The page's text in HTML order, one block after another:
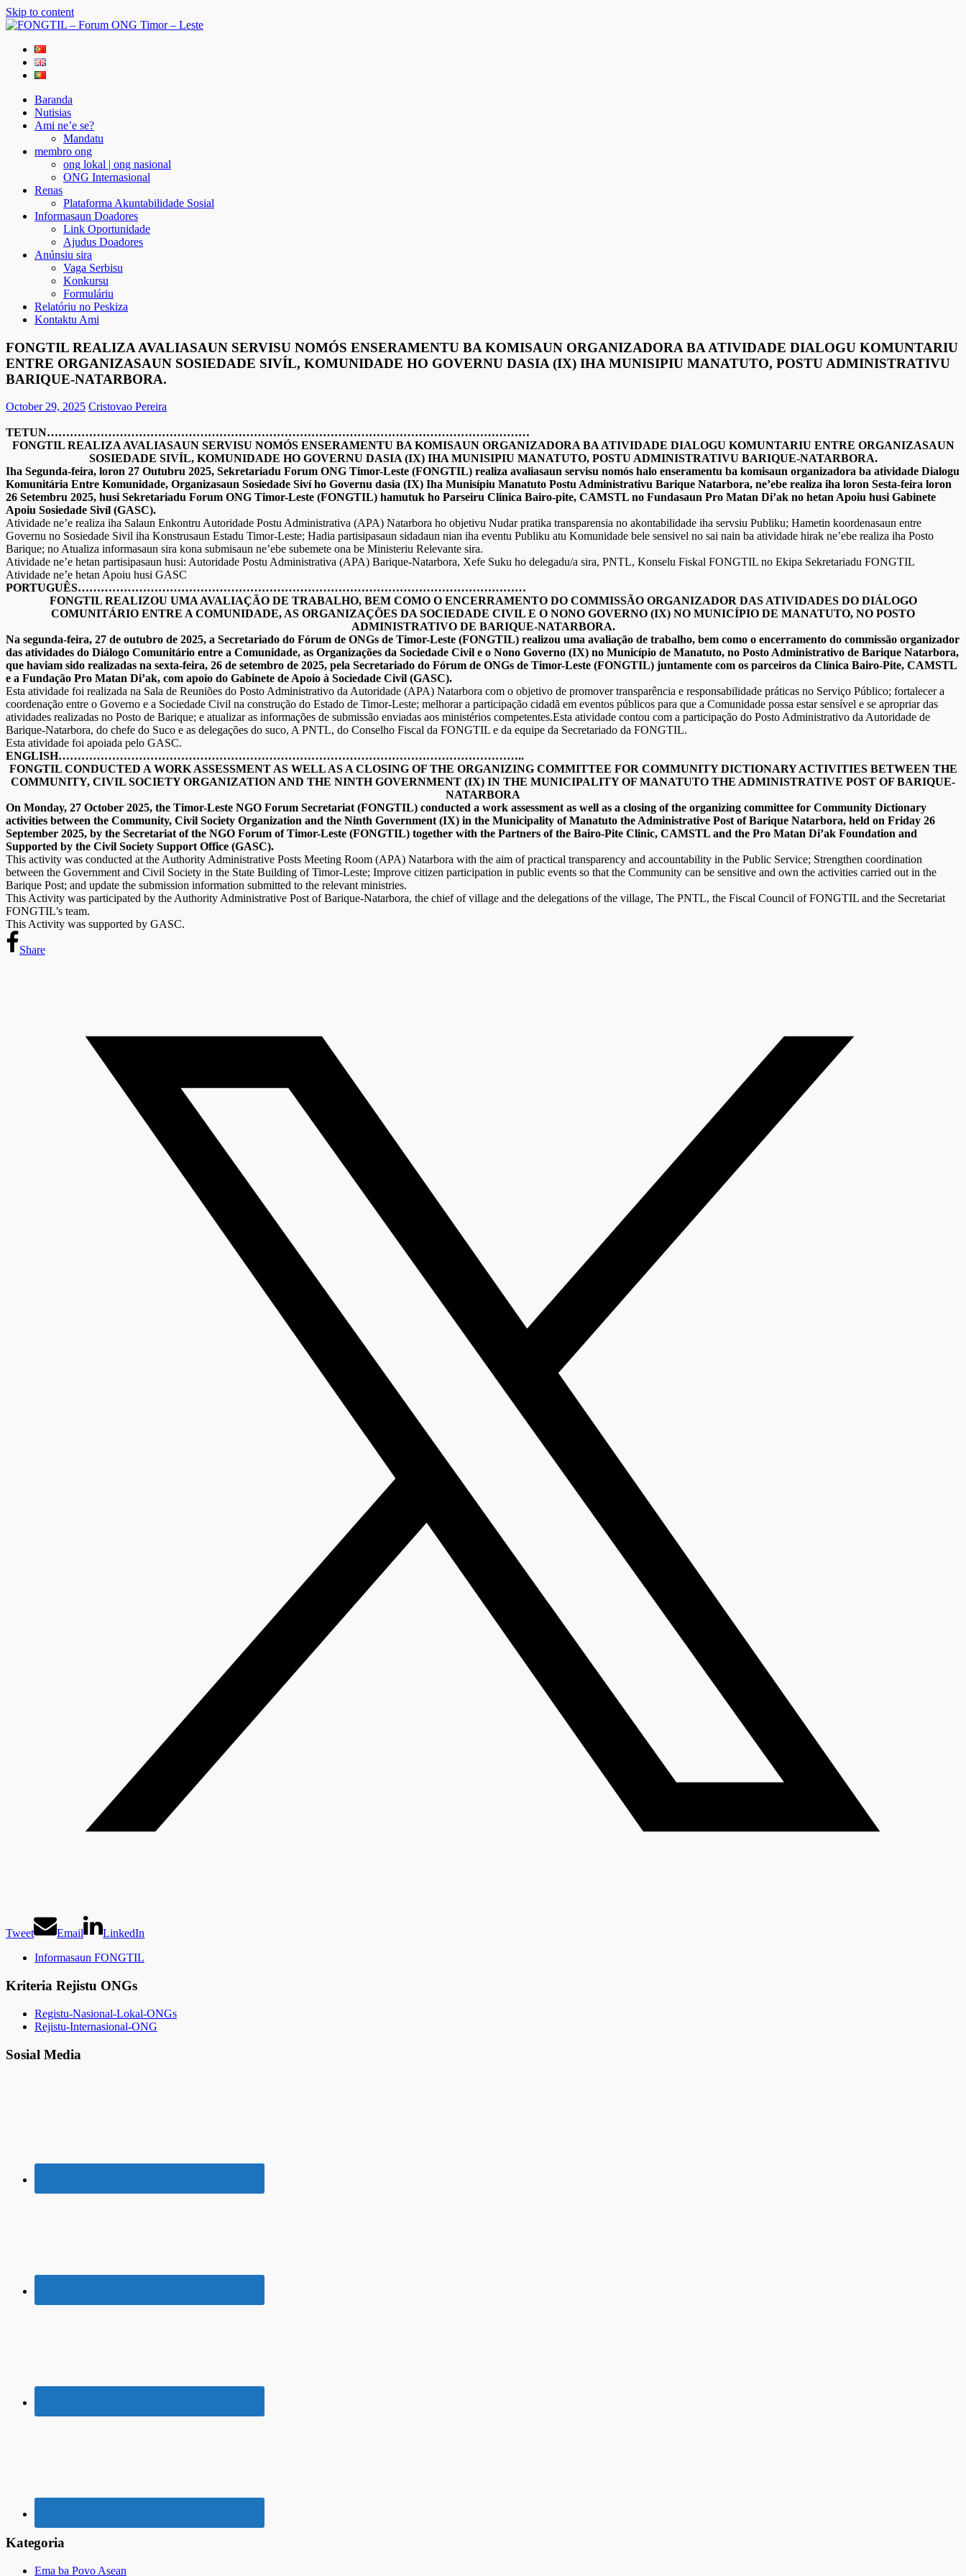
Skip to content
FONGTIL – Forum ONG Timor – Leste
Just another WordPress site
Baranda
Nutisias
Ami ne’e se?
Mandatu
membro ong
ong lokal | ong nasional
ONG Internasional
Renas
Plataforma Akuntabilidade Sosial
Informasaun Doadores
Link Oportunidade
Ajudus Doadores
Anúnsiu sira
Vaga Serbisu
Konkursu
Formuláriu
Relatóriu no Peskiza
Kontaktu Ami
FONGTIL REALIZA AVALIASAUN SERVISU NOMÓS ENSERAMENTU BA KOMISAUN ORGANIZADORA BA ATIVIDADE DIALOGU KOMUNTARIU
ENTRE ORGANIZASAUN SOSIEDADE SIVÍL, KOMUNIDADE HO GOVERNU DASIA (IX) IHA MUNISIPIU MANATUTO, POSTU ADMINISTRATIVU
BARIQUE-NATARBORA.
October 29, 2025 Cristovao Pereira
TETUN………………………………………………………………………………………………………………
FONGTIL REALIZA AVALIASAUN SERVISU NOMÓS ENSERAMENTU BA KOMISAUN ORGANIZADORA BA ATIVIDADE DIALOGU KOMUNTARIU ENTRE ORGANIZASAUN
SOSIEDADE SIVÍL, KOMUNIDADE HO GOVERNU DASIA (IX) IHA MUNISIPIU MANATUTO, POSTU ADMINISTRATIVU BARIQUE-NATARBORA.
Iha Segunda-feira, loron 27 Outubru 2025, Sekretariadu Forum ONG Timor-Leste (FONGTIL) realiza avaliasaun servisu nomós halo enseramentu ba komisaun organizadora ba atividade Dialogu
Komunitária Entre Komunidade, Organizasaun Sosiedade Siví ho Governu dasia (IX) Iha Munisípiu Manatuto Postu Administrativu Barique Natarbora, ne’ebe realiza iha loron Sesta-feira loron
26 Setembru 2025, husi Sekretariadu Forum ONG Timor-Leste (FONGTIL) hamutuk ho Parseiru Clinica Bairo-pite, CAMSTL no Fundasaun Pro Matan Di’ak no hetan Apoiu husi Gabinete
Apoiu Sosiedade Sivíl (GASC).
Atividade ne’e realiza iha Salaun Enkontru Autoridade Postu Administrativa (APA) Natarbora ho objetivu Nudar pratika transparensia no akontabilidade iha servsiu Publiku; Hametin koordenasaun entre
Governu no Sosiedade Sivil iha Konstrusaun Estadu Timor-Leste; Hadia partisipasaun sidadaun nian iha eventu Publiku atu Komunidade bele sensivel no sai nain ba atividade hirak ne’ebe realiza iha Posto
Barique; no Atualiza informasaun sira kona submisaun ne’ebe subemete ona be Ministeriu Relevante sira.
Atividade ne’e hetan partisipasaun husi: Autoridade Postu Administrativa (APA) Barique-Natarbora, Xefe Suku ho delegadu/a sira, PNTL, Konselu Fiskal FONGTIL no Ekipa Sekretariadu FONGTIL
Atividade ne’e hetan Apoiu husi GASC
PORTUGUÊS………………………………………………………………………………………………………
FONGTIL REALIZOU UMA AVALIAÇÃO DE TRABALHO, BEM COMO O ENCERRAMENTO DO COMMISSÃO ORGANIZADOR DAS ATIVIDADES DO DIÁLOGO
COMUNITÁRIO ENTRE A COMUNIDADE, AS ORGANIZAÇÕES DA SOCIEDADE CIVIL E O NONO GOVERNO (IX) NO MUNICÍPIO DE MANATUTO, NO POSTO
ADMINISTRATIVO DE BARIQUE-NATARBORA.
Na segunda-feira, 27 de outubro de 2025, a Secretariado do Fórum de ONGs de Timor-Leste (FONGTIL) realizou uma avaliação de trabalho, bem como o encerramento do commissão organizador
das atividades do Diálogo Comunitário entre a Comunidade, as Organizações da Sociedade Civil e o Nono Governo (IX) no Município de Manatuto, no Posto Administrativo de Barique Natarbora,
que haviam sido realizadas na sexta-feira, 26 de setembro de 2025, pela Secretariado do Fórum de ONGs de Timor-Leste (FONGTIL) juntamente com os parceiros da Clínica Bairo-Pite, CAMSTL
e a Fundação Pro Matan Di’ak, com apoio do Gabinete de Apoio à Sociedade Civil (GASC).
Esta atividade foi realizada na Sala de Reuniões do Posto Administrativo da Autoridade (APA) Natarbora com o objetivo de promover transparência e responsabilidade práticas no Serviço Público; fortalecer a
coordenação entre o Governo e a Sociedade Civil na construção do Estado de Timor-Leste; melhorar a participação cidadã em eventos públicos para que a Comunidade possa estar sensível e se apropriar das
atividades realizadas no Posto de Barique; e atualizar as informações de submissão enviadas aos ministérios competentes.Esta atividade contou com a participação do Posto Administrativo da Autoridade de
Barique-Natarbora, do chefe do Suco e as delegações do suco, A PNTL, do Conselho Fiscal da FONGTIL e da equipe da Secretariado da FONGTIL.
Esta atividade foi apoiada pelo GASC.
ENGLISH…………………………………………………………………………………………………………..
FONGTIL CONDUCTED A WORK ASSESSMENT AS WELL AS A CLOSING OF THE ORGANIZING COMMITTEE FOR COMMUNITY DICTIONARY ACTIVITIES BETWEEN THE
COMMUNITY, CIVIL SOCIETY ORGANIZATION AND THE NINTH GOVERNMENT (IX) IN THE MUNICIPALITY OF MANATUTO THE ADMINISTRATIVE POST OF BARIQUE-
NATARBORA
On Monday, 27 October 2025, the Timor-Leste NGO Forum Secretariat (FONGTIL) conducted a work assessment as well as a closing of the organizing committee for Community Dictionary
activities between the Community, Civil Society Organization and the Ninth Government (IX) in the Municipality of Manatuto the Administrative Post of Barique Natarbora, held on Friday 26
September 2025, by the Secretariat of the NGO Forum of Timor-Leste (FONGTIL) together with the Partners of the Bairo-Pite Clinic, CAMSTL and the Pro Matan Di’ak Foundation and
Supported by the Civil Society Support Office (GASC).
This activity was conducted at the Authority Administrative Posts Meeting Room (APA) Natarbora with the aim of practical transparency and accountability in the Public Service; Strengthen coordination
between the Government and Civil Society in the State Building of Timor-Leste; Improve citizen participation in public events so that the Community can be sensitive and own the activities carried out in the
Barique Post; and update the submission information submitted to the relevant ministries.
This Activity was participated by the Authority Administrative Post of Barique-Natarbora, the chief of village and the delegations of the village, The PNTL, the Fiscal Council of FONGTIL and the Secretariat
FONGTIL’s team.
This Activity was supported by GASC.
Share
Tweet Email
LinkedIn
Informasaun FONGTIL
Kriteria Rejistu ONGs
Registu-Nasional-Lokal-ONGs
Rejistu-Internasional-ONG
Sosial Media
Kategoria
Ema ba Povo Asean